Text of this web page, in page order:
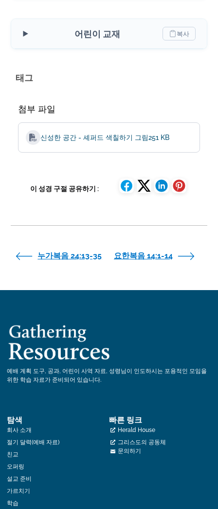
어린이 교재 복사
태그
첨부 파일
신성한 공간 - 셰퍼드 색칠하기 그림251 KB
이 성경 구절 공유하기 :
누가복음 24:13-35 요한복음 14:1-14
예배 계획 도구, 공과, 어린이 사역 자료, 성령님이 인도하시는 포용적인 모임을
위한 학습 자료가 준비되어 있습니다.
탐색
회사 소개
절기 달력(예배 자료)
친교
오퍼링
설교 준비
가르치기
학습
빠른 링크
Herald House
그리스도의 공동체
문의하기